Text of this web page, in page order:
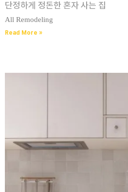
단정하게 정돈한 혼자 사는 집​
All Remodeling
Read More »